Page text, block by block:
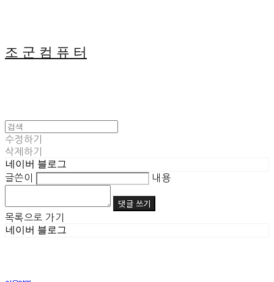
조 군 컴 퓨 터
수정하기
삭제하기
네이버 블로그
글쓴이 내용
댓글 쓰기
목록으로 가기
네이버 블로그